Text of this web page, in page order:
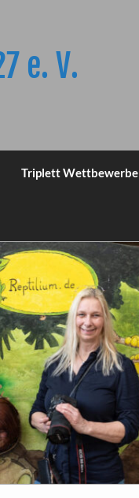
e. V.
Triplett Wettbewerbe